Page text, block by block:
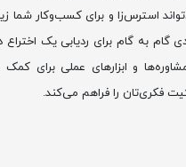
استرس‌زا و برای کسب‌وکار شما
گام به گام برای ردیابی یک
و ابزارهای عملی برای
فکری‌تان را فراهم می‌کند.